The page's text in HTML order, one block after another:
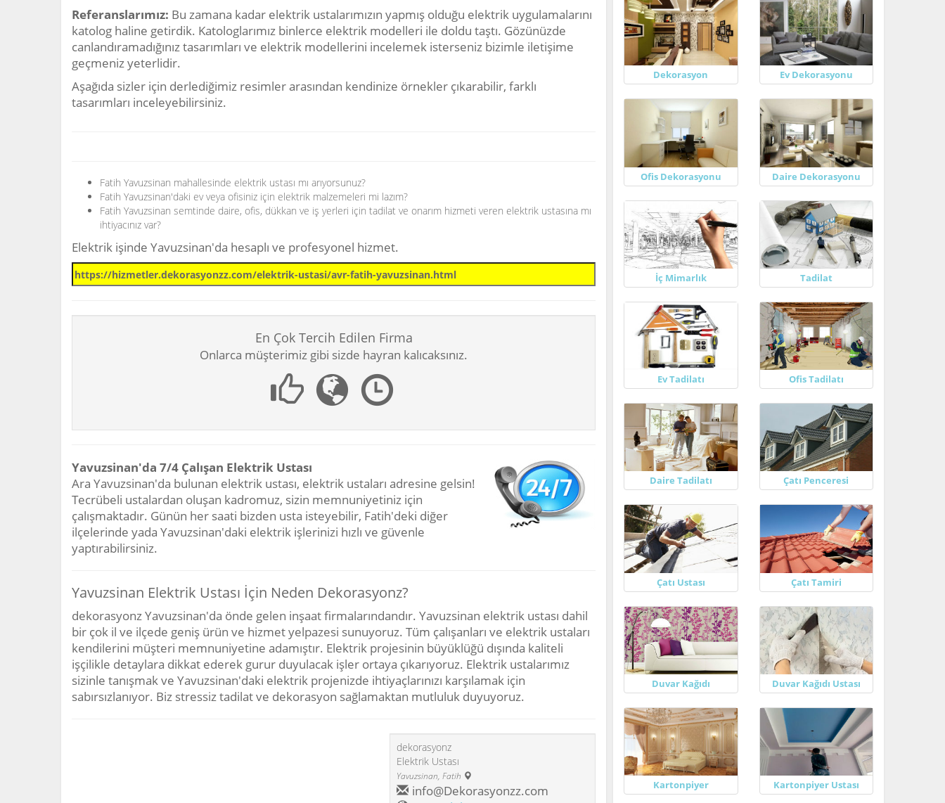
Referanslarımız: Bu zamana kadar elektrik ustalarımızın yapmış olduğu elektrik uygulamalarını
katolog haline getirdik. Katologlarımız binlerce elektrik modelleri ile doldu taştı. Gözünüzde
canlandıramadığınız tasarımları ve elektrik modellerini incelemek isterseniz bizimle iletişime
geçmeniz yeterlidir.
Aşağıda sizler için derlediğimiz resimler arasından kendinize örnekler çıkarabilir, farklı
tasarımları inceleyebilirsiniz.
Fatih Yavuzsinan mahallesinde elektrik ustası mı arıyorsunuz?
Fatih Yavuzsinan'daki ev veya ofisiniz için elektrik malzemeleri mi lazım?
Fatih Yavuzsinan semtinde daire, ofis, dükkan ve iş yerleri için tadilat ve onarım hizmeti veren elektrik ustasına mı
ihtiyacınız var?
Elektrik işinde Yavuzsinan'da hesaplı ve profesyonel hizmet.
En Çok Tercih Edilen Firma
Onlarca müşterimiz gibi sizde hayran kalıcaksınız.
Yavuzsinan'da 7/4 Çalışan Elektrik Ustası
Ara Yavuzsinan'da bulunan elektrik ustası, elektrik ustaları adresine gelsin!
Tecrübeli ustalardan oluşan kadromuz, sizin memnuniyetiniz için
çalışmaktadır. Günün her saati bizden usta isteyebilir, Fatih'deki diğer
ilçelerinde yada Yavuzsinan'daki elektrik işlerinizi hızlı ve güvenle
yaptırabilirsiniz.
Yavuzsinan Elektrik Ustası İçin Neden Dekorasyonz?
dekorasyonz Yavuzsinan'da önde gelen inşaat firmalarındandır. Yavuzsinan elektrik ustası dahil
bir çok il ve ilçede geniş ürün ve hizmet yelpazesi sunuyoruz. Tüm çalışanları ve elektrik ustaları
kendilerini müşteri memnuniyetine adamıştır. Elektrik projesinin büyüklüğü dışında kaliteli
işçilikle detaylara dikkat ederek gurur duyulacak işler ortaya çıkarıyoruz. Elektrik ustalarımız
sizinle tanışmak ve Yavuzsinan'daki elektrik projenizde ihtiyaçlarınızı karşılamak için
sabırsızlanıyor. Biz stressiz tadilat ve dekorasyon sağlamaktan mutluluk duyuyoruz.
dekorasyonz
Elektrik Ustası
Yavuzsinan Fatih
info@Dekorasyonzz.com
Dekorasyon Ev Dekorasyonu
Ofis Dekorasyonu Daire Dekorasyonu
İç Mimarlık Tadilat
Ev Tadilatı Ofis Tadilatı
Daire Tadilatı Çatı Penceresi
Çatı Ustası Çatı Tamiri
Duvar Kağıdı Duvar Kağıdı Ustası
Kartonpiyer Kartonpiyer Ustası